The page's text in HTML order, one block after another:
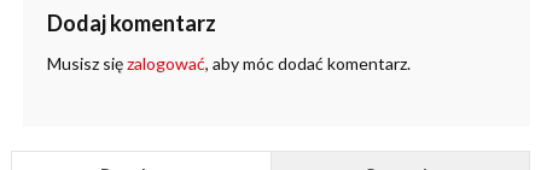
Dodaj komentarz
Musisz sięzalogować, aby móc dodać komentarz.